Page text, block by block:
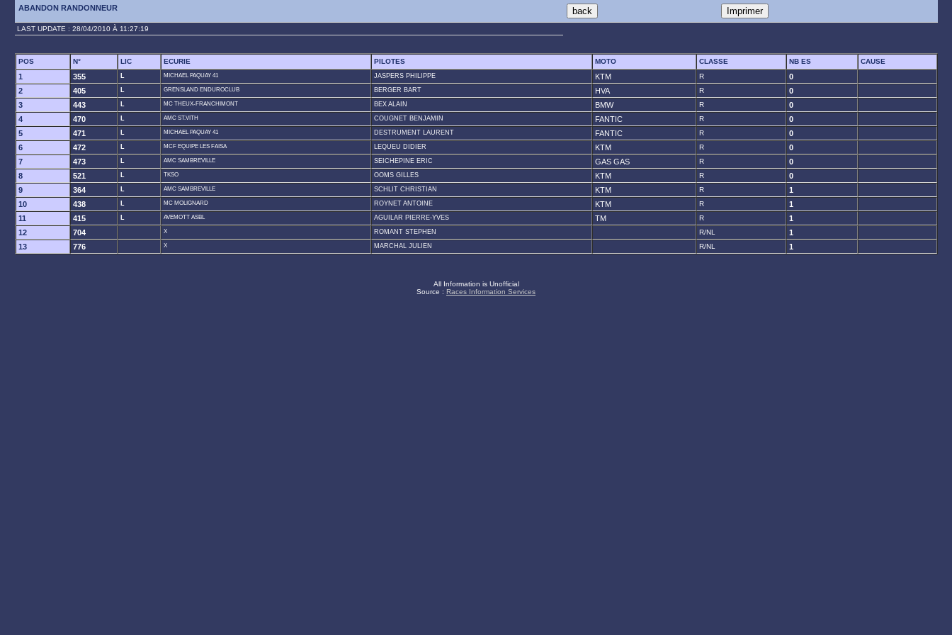
ABANDON RANDONNEUR
LAST UPDATE : 28/04/2010 À 11:27:19
POS N° LIC ECURIE PILOTES MOTO CLASSE NB ES CAUSE
1 355 L MICHAEL PAQUAY 41 JASPERS PHILIPPE KTM R
0
2
405 L GRENSLAND ENDUROCLUB BERGER BART HVA R
0
3
443 L MC THEUX-FRANCHIMONT BEX ALAIN BMW R
0
4
470 L AMC ST.VITH COUGNET BENJAMIN FANTIC R
0
5
471 L MICHAEL PAQUAY 41 DESTRUMENT LAURENT FANTIC R
0
6
472 L MCF EQUIPE LES FAISA LEQUEU DIDIER KTM R
0
7
473 L AMC SAMBREVILLE SEICHEPINE ERIC GAS GAS R
0
8
521 L TKSO OOMS GILLES KTM R
0
9
364 L AMC SAMBREVILLE SCHLIT CHRISTIAN KTM R
1
10
438 L MC MOLIGNARD ROYNET ANTOINE KTM R
1
11
415 L AVEMOTT ASBL AGUILAR PIERRE-YVES TM R
1
12
704 X ROMANT STEPHEN R/NL
1
13
776 X MARCHAL JULIEN R/NL 1
All Information is Unofficial
Source : Races Information Services